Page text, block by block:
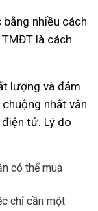
nhiều cách
là cách
lượng và đảm
nhất vẫn
tử. Lý do
có thể mua
chỉ cần một